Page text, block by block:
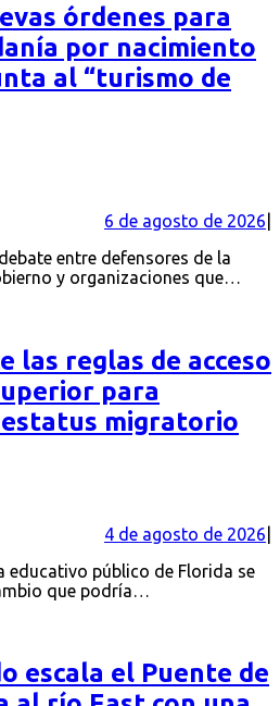
órdenes para
por nacimiento
al “turismo de
6 de agosto de 2026
entre defensores de la
y organizaciones que…
las reglas de acceso
para
migratorio
4 de agosto de 2026
educativo público de Florida se
que podría…
escala el Puente de